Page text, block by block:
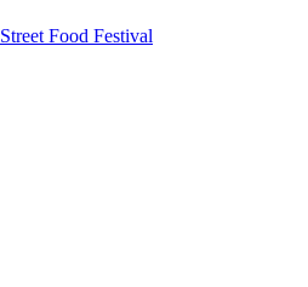
Street Food Festival